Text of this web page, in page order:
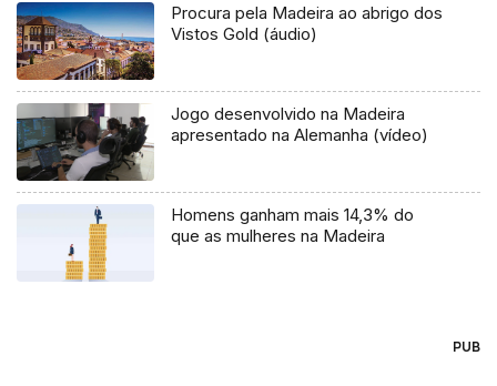
Procura pela Madeira ao abrigo dos
Vistos Gold (áudio)
Jogo desenvolvido na Madeira
apresentado na Alemanha (vídeo)
Homens ganham mais 14,3% do
que as mulheres na Madeira
PUB